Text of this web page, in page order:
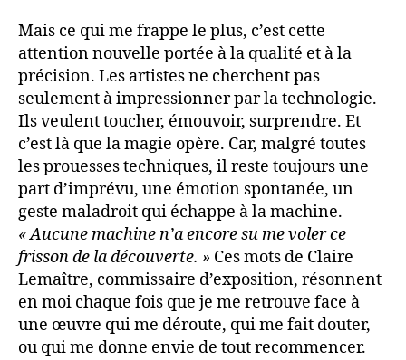
Mais ce qui me frappe le plus, c’est cette
attention nouvelle portée à la qualité et à la
précision. Les artistes ne cherchent pas
seulement à impressionner par la technologie.
Ils veulent toucher, émouvoir, surprendre. Et
c’est là que la magie opère. Car, malgré toutes
les prouesses techniques, il reste toujours une
part d’imprévu, une émotion spontanée, un
geste maladroit qui échappe à la machine.
« Aucune machine n’a encore su me voler ce
frisson de la découverte. » Ces mots de Claire
Lemaître, commissaire d’exposition, résonnent
en moi chaque fois que je me retrouve face à
une œuvre qui me déroute, qui me fait douter,
ou qui me donne envie de tout recommencer.